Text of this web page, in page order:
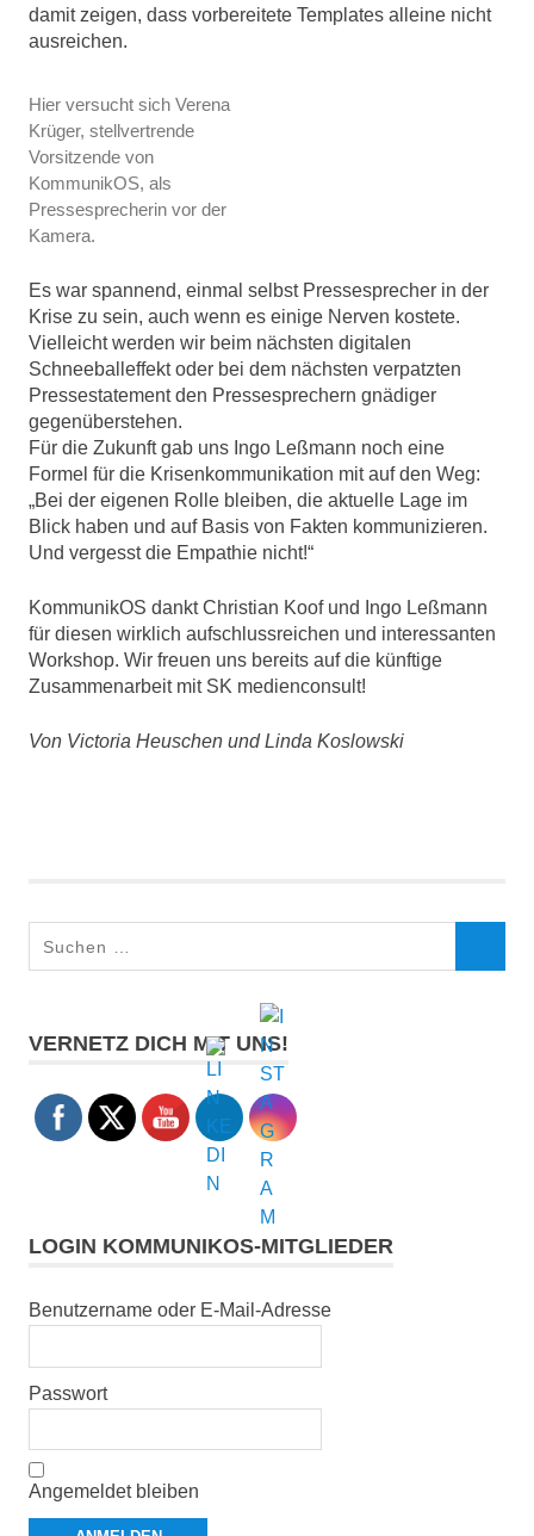
damit zeigen, dass vorbereitete Templates alleine nicht
ausreichen.
Hier versucht sich Verena
Krüger, stellvertrende
Vorsitzende von
KommunikOS, als
Pressesprecherin vor der
Kamera.
Es war spannend, einmal selbst Pressesprecher in der
Krise zu sein, auch wenn es einige Nerven kostete.
Vielleicht werden wir beim nächsten digitalen
Schneeballeffekt oder bei dem nächsten verpatzten
Pressestatement den Pressesprechern gnädiger
gegenüberstehen.
Für die Zukunft gab uns Ingo Leßmann noch eine
Formel für die Krisenkommunikation mit auf den Weg:
„Bei der eigenen Rolle bleiben, die aktuelle Lage im
Blick haben und auf Basis von Fakten kommunizieren.
Und vergesst die Empathie nicht!“
KommunikOS dankt Christian Koof und Ingo Leßmann
für diesen wirklich aufschlussreichen und interessanten
Workshop. Wir freuen uns bereits auf die künftige
Zusammenarbeit mit SK medienconsult!
Von Victoria Heuschen und Linda Koslowski
Presse
Workshop
VERNETZ DICH MIT UNS!
LOGIN KOMMUNIKOS-MITGLIEDER
Benutzername oder E-Mail-Adresse
Passwort
Angemeldet bleiben